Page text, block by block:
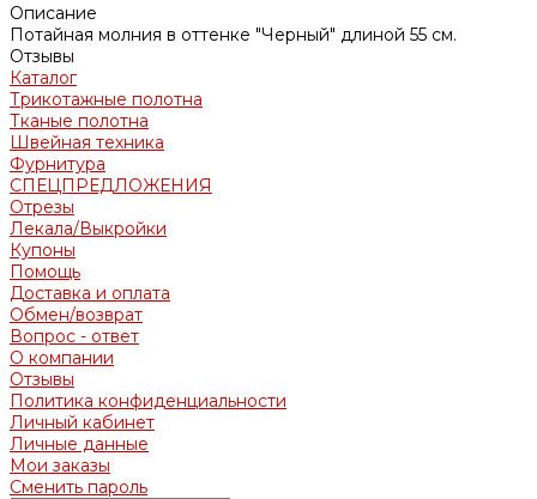
Описание
Потайная молния в оттенке "Черный" длиной 55 см.
Отзывы
Каталог
Трикотажные полотна
Тканые полотна
Швейная техника
Фурнитура
СПЕЦПРЕДЛОЖЕНИЯ
Отрезы
Лекала/Выкройки
Купоны
Помощь
Доставка и оплата
Обмен/возврат
Вопрос - ответ
О компании
Отзывы
Политика конфиденциальности
Личный кабинет
Личные данные
Мои заказы
Сменить пароль